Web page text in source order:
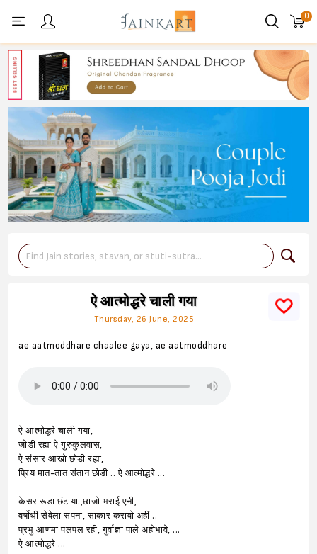
0
ऐ आत्मोद्धरे चाली गया
Thursday, 26 June, 2025
ae aatmoddhare chaalee gaya, ae aatmoddhare
ऐ आत्मोद्धरे चाली गया,
जोडी रह्या ऐ गुरुकुलवास,
ऐ संसार आखो छोडी रह्या,
प्रिय मात-तात संतान छोडी .. ऐ आत्मोद्धरे ...
केसर रूडा छंटाया.,छाजो भराई एनी,
वर्षोथी सेवेला सपना, साकार करावो अहीं ..
प्रभु आणमा पलपल रही, गुर्वाज्ञा पाले अहोभावे, ...
ऐ आत्मोद्धरे ...